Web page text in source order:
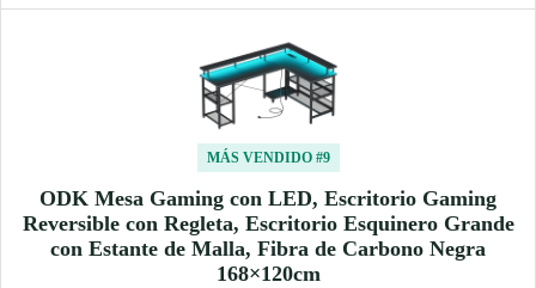
MÁS VENDIDO #9
ODK Mesa Gaming con LED, Escritorio Gaming
Reversible con Regleta, Escritorio Esquinero Grande
con Estante de Malla, Fibra de Carbono Negra
168×120cm